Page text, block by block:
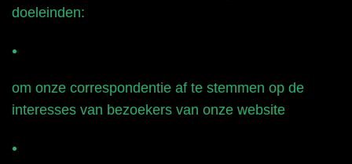
doeleinden:
om onze correspondentie af te stemmen op de
interesses van bezoekers van onze website